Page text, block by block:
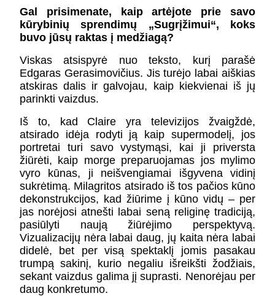
Gal prisimenate, kaip artėjote prie savo
kūrybinių sprendimų „Sugrįžimui“, koks
buvo jūsų raktas į medžiagą?
Viskas atsispyrė nuo teksto, kurį parašė
Edgaras Gerasimovičius. Jis turėjo labai aiškias
atskiras dalis ir galvojau, kaip kiekvienai iš jų
parinkti vaizdus.
Iš to, kad Claire yra televizijos žvaigždė,
atsirado idėja rodyti ją kaip supermodelį, jos
portretai turi savo vystymąsi, kai ji priversta
žiūrėti, kaip morge preparuojamas jos mylimo
vyro kūnas, ji neišvengiamai išgyvena vidinį
sukrėtimą. Milagritos atsirado iš tos pačios kūno
dekonstrukcijos, kad žiūrime į kūno vidų – per
jas norėjosi atnešti labai seną religinę tradiciją,
pasiūlyti naują žiūrėjimo perspektyvą.
Vizualizacijų nėra labai daug, jų kaita nėra labai
didelė, bet per visą spektaklį jomis pasakau
trumpą sakinį, kurio negaliu išreikšti žodžiais,
sekant vaizdus galima jį suprasti. Nenorėjau per
daug konkretumo.